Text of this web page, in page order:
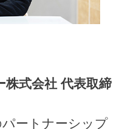
式会社 代表取締
ートナーシップ